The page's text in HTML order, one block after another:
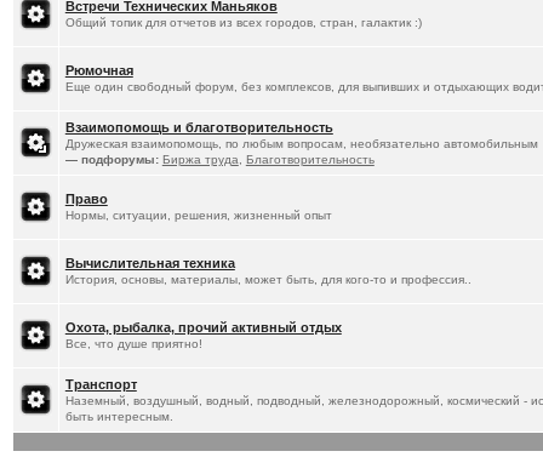
Встречи Технических Маньяков
Общий топик для отчетов из всех городов, стран, галактик :)
Рюмочная
Еще один свободный форум, без комплексов, для выпивших и отдыхающих
Взаимопомощь и благотворительность
Дружеская взаимопомощь, по любым вопросам, необязательно автомобильным
— подфорумы: Биржа труда Благотворительность
Право
Нормы, ситуации, решения, жизненный опыт
Вычислительная техника
История, основы, материалы, может быть, для кого-то и профессия..
Охота, рыбалка, прочий активный отдых
Все, что душе приятно!
Транспорт
Наземный, воздушный, водный, подводный, железнодорожный, космический -
быть интересным.